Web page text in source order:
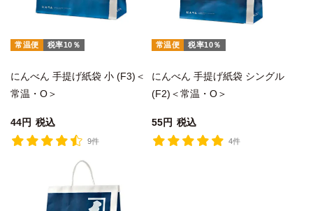
常温便 税率10％
にんべん 手提げ紙袋 小 (F3)＜
常温・O＞
44 税込
9件
常温便 税率10％
にんべん 手提げ紙袋 シングル
(F2)＜常温・O＞
55 税込
4件